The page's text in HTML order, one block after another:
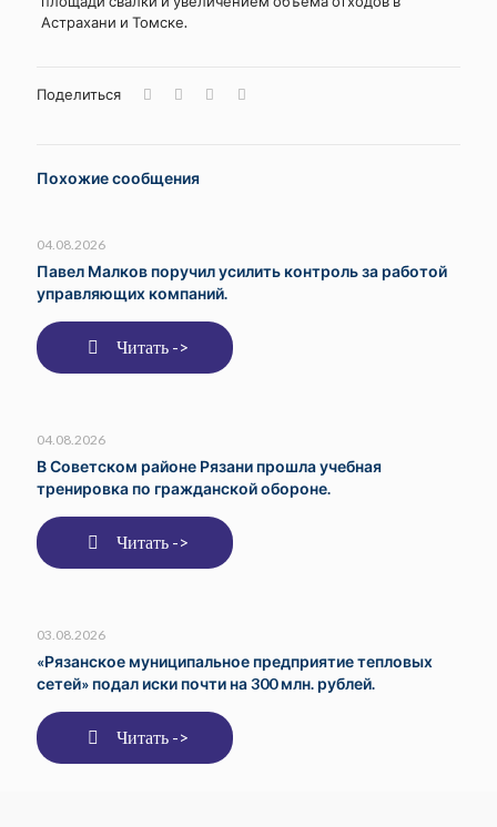
Астрахани и Томске.
Поделиться
Похожие сообщения
04.08.2026
Павел Малков поручил усилить контроль за работой
управляющих компаний.
Читать ->
04.08.2026
В Советском районе Рязани прошла учебная
тренировка по гражданской обороне.
Читать ->
03.08.2026
«Рязанское муниципальное предприятие тепловых
сетей» подал иски почти на 300 млн. рублей.
Читать ->